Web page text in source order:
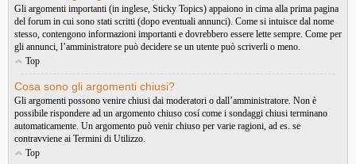
Gli argomenti importanti (in inglese, Sticky Topics) appaiono in cima alla prima pagina
del forum in cui sono stati scritti (dopo eventuali annunci). Come si intuisce dal nome
stesso, contengono informazioni importanti e dovrebbero essere lette sempre. Come per
gli annunci, l’amministratore può decidere se un utente può scriverli o meno.
Top
Cosa sono gli argomenti chiusi?
Gli argomenti possono venire chiusi dai moderatori o dall’amministratore. Non è
possibile rispondere ad un argomento chiuso cosí come i sondaggi chiusi terminano
automaticamente. Un argomento può venir chiuso per varie ragioni, ad es. se
contravviene ai Termini di Utilizzo.
Top